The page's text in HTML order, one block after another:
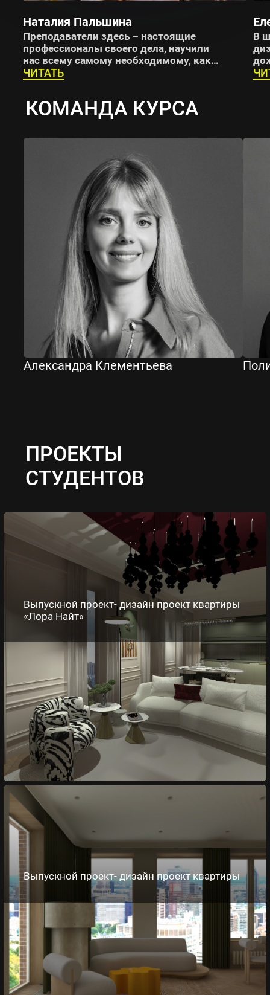
Наталия Пальшина
Преподаватели здесь – настоящие
профессионалы своего дела, научили
нас всему самому необходимому, как
раз тому, чего мне так не хватало:
мышления.
ЧИТАТЬ
В
КОМАНДА КУРСА
Александра Клементьева
ПРОЕКТЫ
СТУДЕНТОВ
Выпускной проект- дизайн проект квартиры
«Лора Найт»
Выпускной проект- дизайн проект квартиры